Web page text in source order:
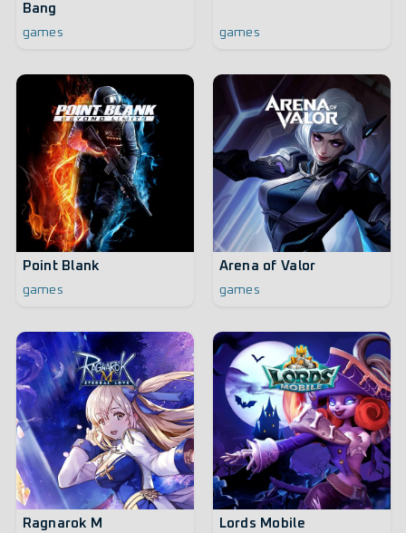
Bang
games games
Point Blank
games
Arena of Valor
games
Ragnarok M Lords Mobile